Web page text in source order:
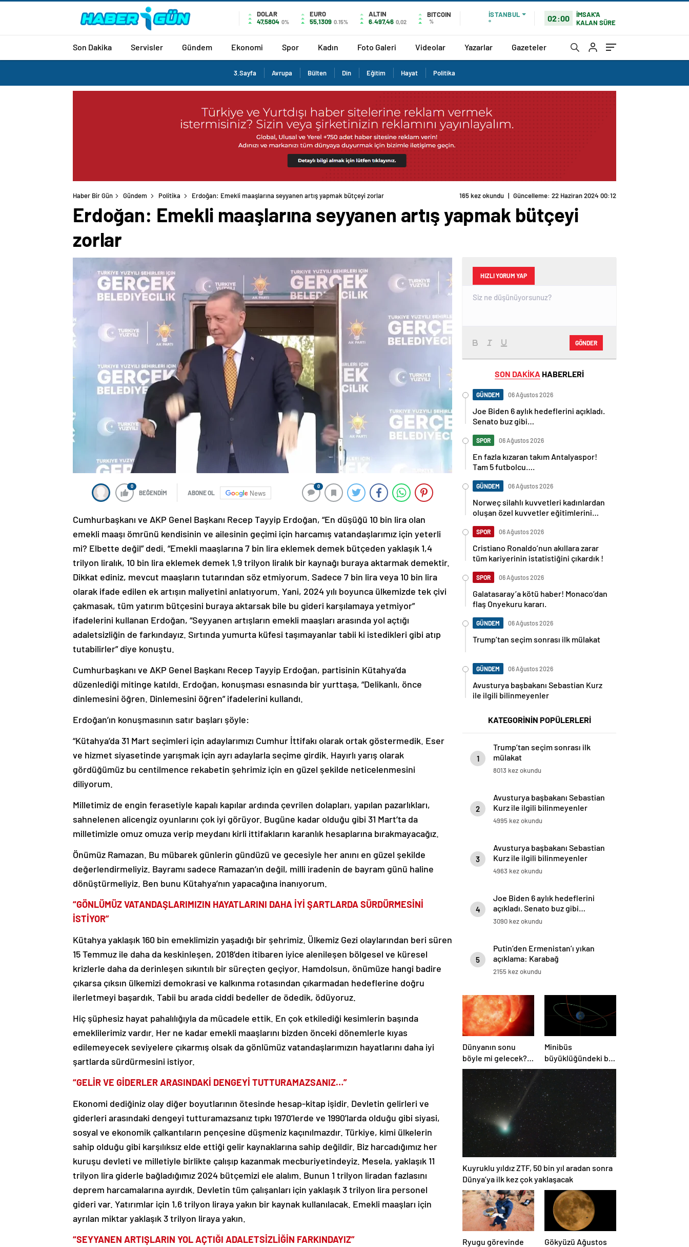
DOLAR
47,5804 0%
EURO
55,1309 0.15%
ALTIN
6.497,46 0,02
BITCOIN
%
İSTANBUL
°
02:00
İMSAK'A
KALAN SÜRE
Son Dakika Servisler Gündem Ekonomi Spor Kadın Foto Galeri Videolar Yazarlar Gazeteler
3.Sayfa Avrupa Bülten Din Eğitim Hayat Politika
Haber Bir Gün Gündem Politika Erdoğan: Emekli maaşlarına seyyanen artış yapmak bütçeyi zorlar 165 kez okundu | Güncelleme: 22 Haziran 2024 00:12
Erdoğan: Emekli maaşlarına seyyanen artış yapmak bütçeyi
zorlar
0
BEĞENDİM ABONE OL News
0
Cumhurbaşkanı ve AKP Genel Başkanı Recep Tayyip Erdoğan, “En düşüğü 10 bin lira olan
emekli maaşı ömrünü kendisinin ve ailesinin geçimi için harcamış vatandaşlarımız için yeterli
mi? Elbette değil” dedi. “Emekli maaşlarına 7 bin lira eklemek demek bütçeden yaklaşık 1,4
trilyon liralık, 10 bin lira eklemek demek 1,9 trilyon liralık bir kaynağı buraya aktarmak demektir.
Dikkat ediniz, mevcut maaşların tutarından söz etmiyorum. Sadece 7 bin lira veya 10 bin lira
olarak ifade edilen ek artışın maliyetini anlatıyorum. Yani, 2024 yılı boyunca ülkemizde tek çivi
çakmasak, tüm yatırım bütçesini buraya aktarsak bile bu gideri karşılamaya yetmiyor”
ifadelerini kullanan Erdoğan, “Seyyanen artışların emekli maaşları arasında yol açtığı
adaletsizliğin de farkındayız. Sırtında yumurta küfesi taşımayanlar tabii ki istedikleri gibi atıp
tutabilirler” diye konuştu.
Cumhurbaşkanı ve AKP Genel Başkanı Recep Tayyip Erdoğan, partisinin Kütahya’da
düzenlediği mitinge katıldı. Erdoğan, konuşması esnasında bir yurttaşa, “Delikanlı, önce
dinlemesini öğren. Dinlemesini öğren” ifadelerini kullandı.
Erdoğan’ın konuşmasının satır başları şöyle:
“Kütahya’da 31 Mart seçimleri için adaylarımızı Cumhur İttifakı olarak ortak göstermedik. Eser
ve hizmet siyasetinde yarışmak için ayrı adaylarla seçime girdik. Hayırlı yarış olarak
gördüğümüz bu centilmence rekabetin şehrimiz için en güzel şekilde neticelenmesini
diliyorum.
Milletimiz de engin ferasetiyle kapalı kapılar ardında çevrilen dolapları, yapılan pazarlıkları,
sahnelenen alicengiz oyunlarını çok iyi görüyor. Bugüne kadar olduğu gibi 31 Mart’ta da
milletimizle omuz omuza verip meydanı kirli ittifakların karanlık hesaplarına bırakmayacağız.
Önümüz Ramazan. Bu mübarek günlerin gündüzü ve gecesiyle her anını en güzel şekilde
değerlendirmeliyiz. Bayramı sadece Ramazan’ın değil, milli iradenin de bayram günü haline
dönüştürmeliyiz. Ben bunu Kütahya’nın yapacağına inanıyorum.
“GÖNLÜMÜZ VATANDAŞLARIMIZIN HAYATLARINI DAHA İYİ ŞARTLARDA SÜRDÜRMESİNİ
İSTİYOR”
Kütahya yaklaşık 160 bin emeklimizin yaşadığı bir şehrimiz. Ülkemiz Gezi olaylarından beri süren
15 Temmuz ile daha da keskinleşen, 2018’den itibaren iyice alenileşen bölgesel ve küresel
krizlerle daha da derinleşen sıkıntılı bir süreçten geçiyor. Hamdolsun, önümüze hangi badire
çıkarsa çıksın ülkemizi demokrasi ve kalkınma rotasından çıkarmadan hedeflerine doğru
ilerletmeyi başardık. Tabii bu arada ciddi bedeller de ödedik, ödüyoruz.
Hiç şüphesiz hayat pahalılığıyla da mücadele ettik. En çok etkilediği kesimlerin başında
emeklilerimiz vardır. Her ne kadar emekli maaşlarını bizden önceki dönemlerle kıyas
edilemeyecek seviyelere çıkarmış olsak da gönlümüz vatandaşlarımızın hayatlarını daha iyi
şartlarda sürdürmesini istiyor.
“GELİR VE GİDERLER ARASINDAKİ DENGEYİ TUTTURAMAZSANIZ…”
Ekonomi dediğiniz olay diğer boyutlarının ötesinde hesap-kitap işidir. Devletin gelirleri ve
giderleri arasındaki dengeyi tutturamazsanız tıpkı 1970’lerde ve 1990’larda olduğu gibi siyasi,
sosyal ve ekonomik çalkantıların pençesine düşmeniz kaçınılmazdır. Türkiye, kimi ülkelerin
sahip olduğu gibi karşılıksız elde ettiği gelir kaynaklarına sahip değildir. Biz harcadığımız her
kuruşu devleti ve milletiyle birlikte çalışıp kazanmak mecburiyetindeyiz. Mesela, yaklaşık 11
trilyon lira giderle bağladığımız 2024 bütçemizi ele alalım. Bunun 1 trilyon liradan fazlasını
deprem harcamalarına ayırdık. Devletin tüm çalışanları için yaklaşık 3 trilyon lira personel
gideri var. Yatırımlar için 1,6 trilyon liraya yakın bir kaynak kullanılacak. Emekli maaşları için
ayrılan miktar yaklaşık 3 trilyon liraya yakın.
“SEYYANEN ARTIŞLARIN YOL AÇTIĞI ADALETSİZLİĞİN FARKINDAYIZ”
HIZLI YORUM YAP
GÖNDER
SON DAKİKA HABERLERİ
GÜNDEM 06 Ağustos 2026
Joe Biden 6 aylık hedeflerini açıkladı.
Senato buz gibi…
SPOR 06 Ağustos 2026
En fazla kızaran takım Antalyaspor!
Tam 5 futbolcu….
GÜNDEM 06 Ağustos 2026
Norweç silahlı kuvvetleri kadınlardan
oluşan özel kuvvetler eğitimlerini
SPOR 06 Ağustos 2026
Cristiano Ronaldo’nun akıllara zarar
tüm kariyerinin istatistiğini çıkardık !
SPOR 06 Ağustos 2026
Galatasaray’a kötü haber! Monaco’dan
flaş Onyekuru kararı.
GÜNDEM 06 Ağustos 2026
Trump’tan seçim sonrası ilk mülakat
GÜNDEM 06 Ağustos 2026
Avusturya başbakanı Sebastian Kurz
ile ilgili bilinmeyenler
KATEGORİNİN POPÜLERLERİ
1
Trump’tan seçim sonrası ilk
mülakat
8013 kez okundu
2
Avusturya başbakanı Sebastian
Kurz ile ilgili bilinmeyenler
4995 kez okundu
3
Avusturya başbakanı Sebastian
Kurz ile ilgili bilinmeyenler
4963 kez okundu
4
Joe Biden 6 aylık hedeflerini
açıkladı. Senato buz gibi…
3090 kez okundu
5
Putin’den Ermenistan’ı yıkan
açıklama: Karabağ
Azerbaycan’ın ayrılmaz bir
2155 kez okundu
Dünyanın sonu
böyle mi gelecek?
Gök bilimciler ilk
kez sönen yıldızın
gezegeni
yutmasına tanık
oldu
Minibüs
büyüklüğündeki bir
asteroit Dünya’yı
‘sıyırdı’ geçti
Kuyruklu yıldız ZTF, 50 bin yıl aradan sonra
Dünya’ya ilk kez çok yaklaşacak
Ryugu görevinde
Gökyüzü Ağustos